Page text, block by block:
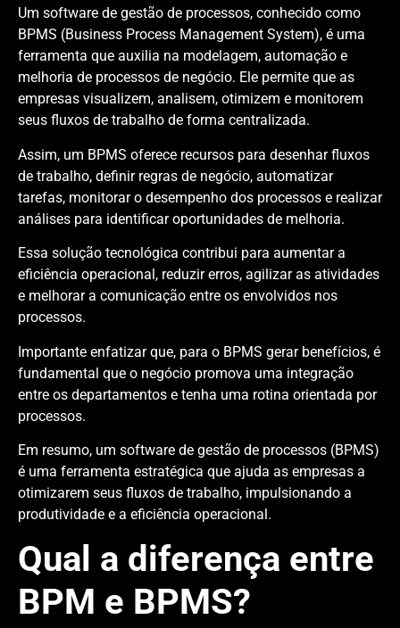
Um software de gestão de processos, conhecido como
BPMS (Business Process Management System), é uma
ferramenta que auxilia na modelagem, automação e
melhoria de processos de negócio. Ele permite que as
empresas visualizem, analisem, otimizem e monitorem
seus fluxos de trabalho de forma centralizada.
Assim, um BPMS oferece recursos para desenhar fluxos
de trabalho, definir regras de negócio, automatizar
tarefas, monitorar o desempenho dos processos e realizar
análises para identificar oportunidades de melhoria.
Essa solução tecnológica contribui para aumentar a
eficiência operacional, reduzir erros, agilizar as atividades
e melhorar a comunicação entre os envolvidos nos
processos.
Importante enfatizar que, para o BPMS gerar benefícios, é
fundamental que o negócio promova uma integração
entre os departamentos e tenha uma rotina orientada por
processos.
Em resumo, um software de gestão de processos (BPMS)
é uma ferramenta estratégica que ajuda as empresas a
otimizarem seus fluxos de trabalho, impulsionando a
produtividade e a eficiência operacional.
Qual a diferença entre
BPM e BPMS?